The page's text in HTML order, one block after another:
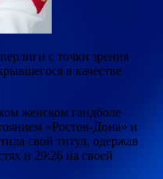
с точки зрения
в качестве
женском гандболе
«Ростов-Дона» и
свой титул, одержав
и 29:26 на своей